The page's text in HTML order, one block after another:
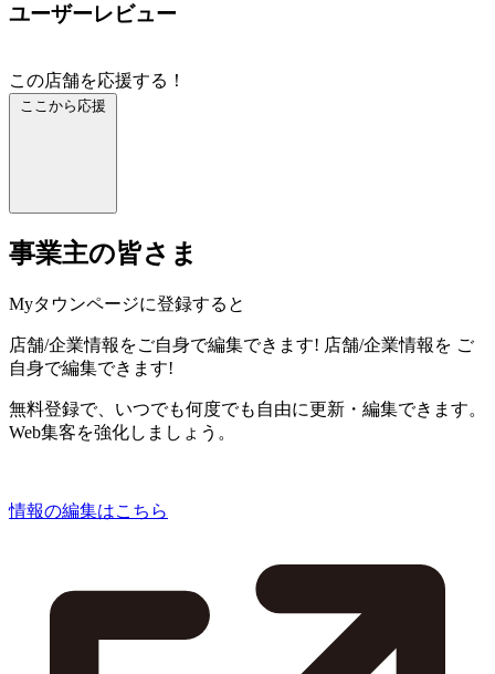
ユーザーレビュー
この店舗を応援する！
ここから応援
事業主の皆さま
Myタウンページに登録すると
店舗/企業情報をご自身で編集できます! 店舗/企業情報を ご
自身で編集できます!
無料登録で、いつでも何度でも自由に更新・編集できます。
Web集客を強化しましょう。
情報の編集はこちら